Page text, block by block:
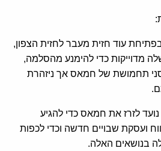
בפתיחת עוד חזית מעבר לחזית הצפון,
מדוייקות כדי להימנע מהסלמה,
תחמושת של חמאס אך ניזהרת
לזרז את חמאס כדי להגיע
ועסקת שבויים חדשה וכדי לכפות
בנושאים האלה.